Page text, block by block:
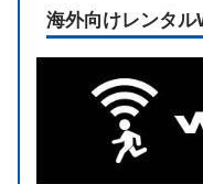
海外向けレンタル